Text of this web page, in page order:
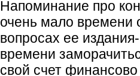
Напоминание про
очень мало времени
вопросах ее
времени
свой счет